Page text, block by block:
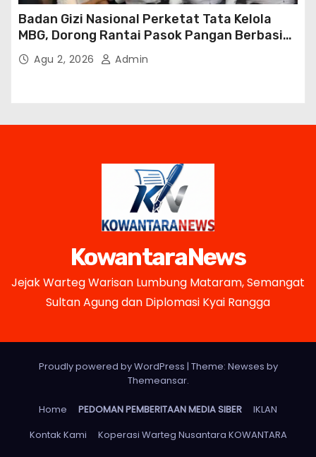
Badan Gizi Nasional Perketat Tata Kelola
MBG, Dorong Rantai Pasok Pangan Berbasis
Petani Lokal
Agu 2, 2026 Admin
KowantaraNews
Jejak Warteg Warisan Lumbung Mataram, Semangat
Sultan Agung dan Diplomasi Kyai Rangga
Proudly powered by WordPress | Theme: Newses by
Themeansar.
Home PEDOMAN PEMBERITAAN MEDIA SIBER
IKLAN
Kontak Kami
Koperasi Warteg Nusantara KOWANTARA